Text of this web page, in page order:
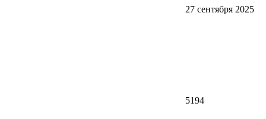
27 сентября 2025
5194